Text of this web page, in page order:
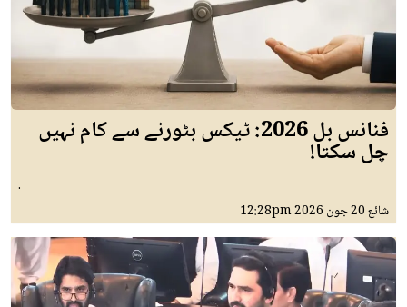
فنانس بل 2026: ٹیکس بٹورنے سے کام نہیں
چل سکتا!
.
شائع20 جون 2026 12:28pm